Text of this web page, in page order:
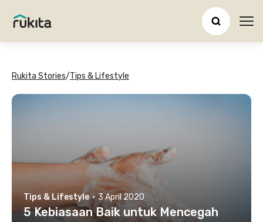
Rukita Stories/Tips & Lifestyle
Tips & Lifestyle · 3 April 2020
5 Kebiasaan Baik untuk Mencegah